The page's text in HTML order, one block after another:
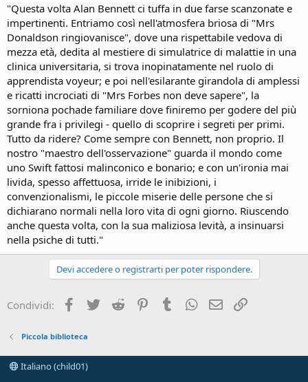
s
s
i
n
e
"Questa volta Alan Bennett ci tuffa in due farse scanzonate e
impertinenti. Entriamo così nell'atmosfera briosa di "Mrs
Donaldson ringiovanisce", dove una rispettabile vedova di
mezza età, dedita al mestiere di simulatrice di malattie in una
clinica universitaria, si trova inopinatamente nel ruolo di
apprendista voyeur; e poi nell'esilarante girandola di amplessi
e ricatti incrociati di "Mrs Forbes non deve sapere", la
sorniona pochade familiare dove finiremo per godere del più
grande fra i privilegi - quello di scoprire i segreti per primi.
Tutto da ridere? Come sempre con Bennett, non proprio. Il
nostro "maestro dell'osservazione" guarda il mondo come
uno Swift fattosi malinconico e bonario; e con un'ironia mai
livida, spesso affettuosa, irride le inibizioni, i
convenzionalismi, le piccole miserie delle persone che si
dichiarano normali nella loro vita di ogni giorno. Riuscendo
anche questa volta, con la sua maliziosa levità, a insinuarsi
nella psiche di tutti."
Devi accedere o registrarti per poter rispondere.
Condividi: Facebook
Twitter Reddit PinterestTumblrWhatsApp
e-mail
Piccola biblioteca
Italiano (child01)